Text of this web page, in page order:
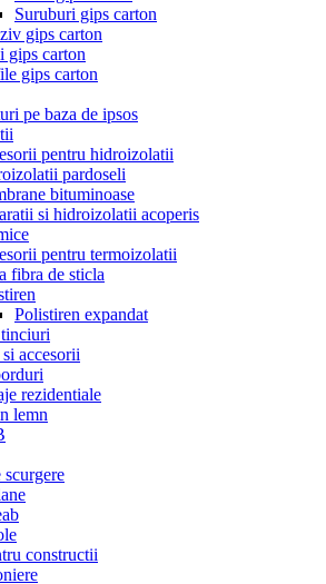
Suruburi gips carton
gips carton
gips carton
gips carton
pe baza de ipsos
pentru hidroizolatii
pardoseli
bituminoase
si hidroizolatii acoperis
pentru termoizolatii
fibra de sticla
Polistiren expandat
accesorii
rezidentiale
lemn
scurgere
constructii